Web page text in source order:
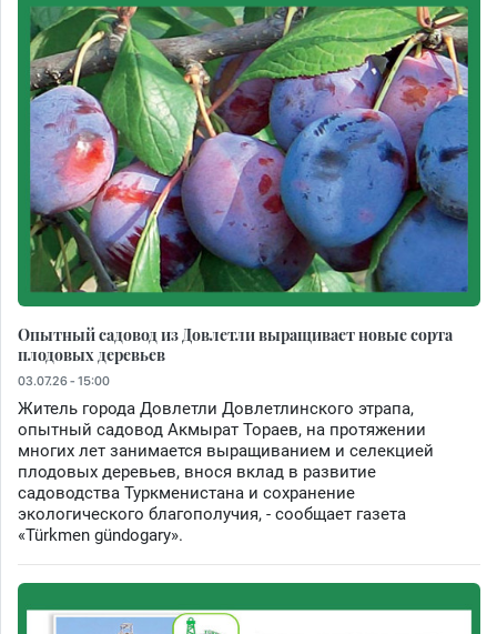
Опытный садовод из Довлетли выращивает новые сорта
плодовых деревьев
03.07.26 - 15:00
Житель города Довлетли Довлетлинского этрапа,
опытный садовод Акмырат Тораев, на протяжении
многих лет занимается выращиванием и селекцией
плодовых деревьев, внося вклад в развитие
садоводства Туркменистана и сохранение
экологического благополучия, - сообщает газета
«Türkmen gündogary».